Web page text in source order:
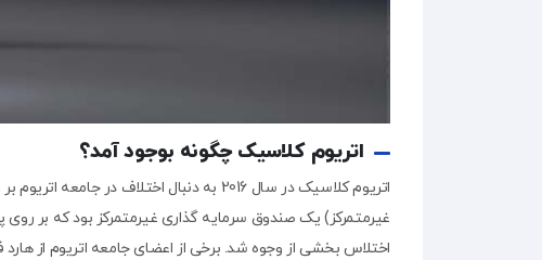
اتریوم کلاسیک چگونه بوجود آمد؟
اختلاس بخشی از وجوه شد. برخی از اعضای جامعه اتریوم از